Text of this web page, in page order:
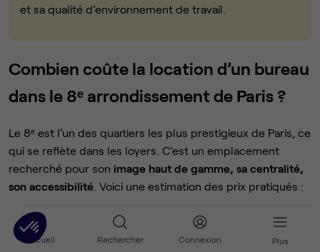
Accueil Rechercher Connexion Plus
et sa qualité d’environnement de travail.
Combien coûte la location d’un bureau
dans le 8ᵉ arrondissement de Paris ?
Le 8ᵉ est l’un des quartiers les plus prestigieux de Paris, ce
qui se reflète dans les loyers. C’est un emplacement
recherché pour son image haut de gamme, sa centralité,
son accessibilité . Voici une estimation des prix pratiqués :
Type d’espace Prix moyen HT / poste /